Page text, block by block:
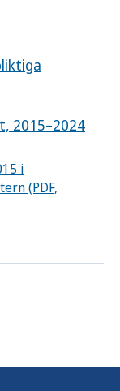
2015–2024
i
(PDF,